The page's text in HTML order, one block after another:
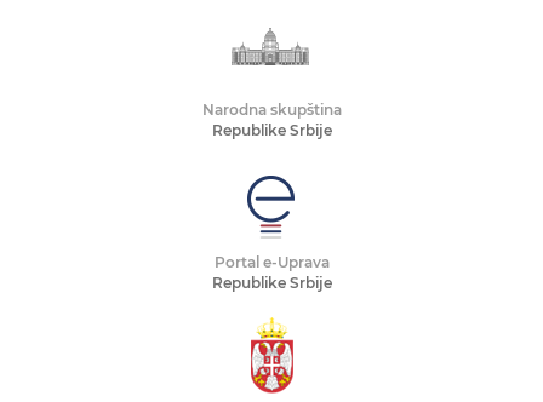
Narodna skupština
Republike Srbije
Portal e-Uprava
Republike Srbije